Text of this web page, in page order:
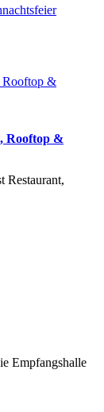
Rooftop &
Empfangshalle